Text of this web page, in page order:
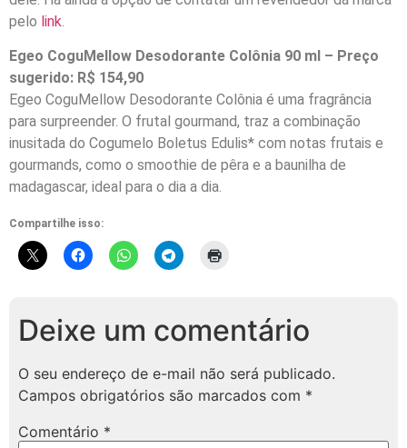
pelo link
Egeo CoguMellow Desodorante Colônia 90 ml – Preço
sugerido: R$ 154,90
Egeo CoguMellow Desodorante Colônia é uma fragrância
para surpreender. O frutal gourmand, traz a combinação
inusitada do Cogumelo Boletus Edulis* com notas frutais e
gourmands, como o smoothie de pêra e a baunilha de
madagascar, ideal para o dia a dia.
Compartilhe isso:
Deixe um comentário
O seu endereço de e-mail não será publicado.
Campos obrigatórios são marcados com *
Comentário *